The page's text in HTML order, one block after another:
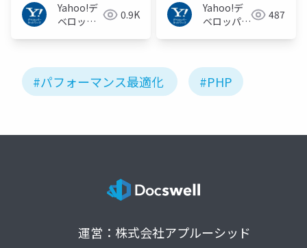
Yahoo!デ
ベロッパ
0.9K
Yahoo!デ
ベロッパー
487
#パフォーマンス最適化 #PHP
運営：株式会社アプルーシッド